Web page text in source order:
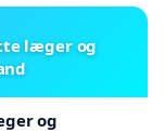
læger og
og